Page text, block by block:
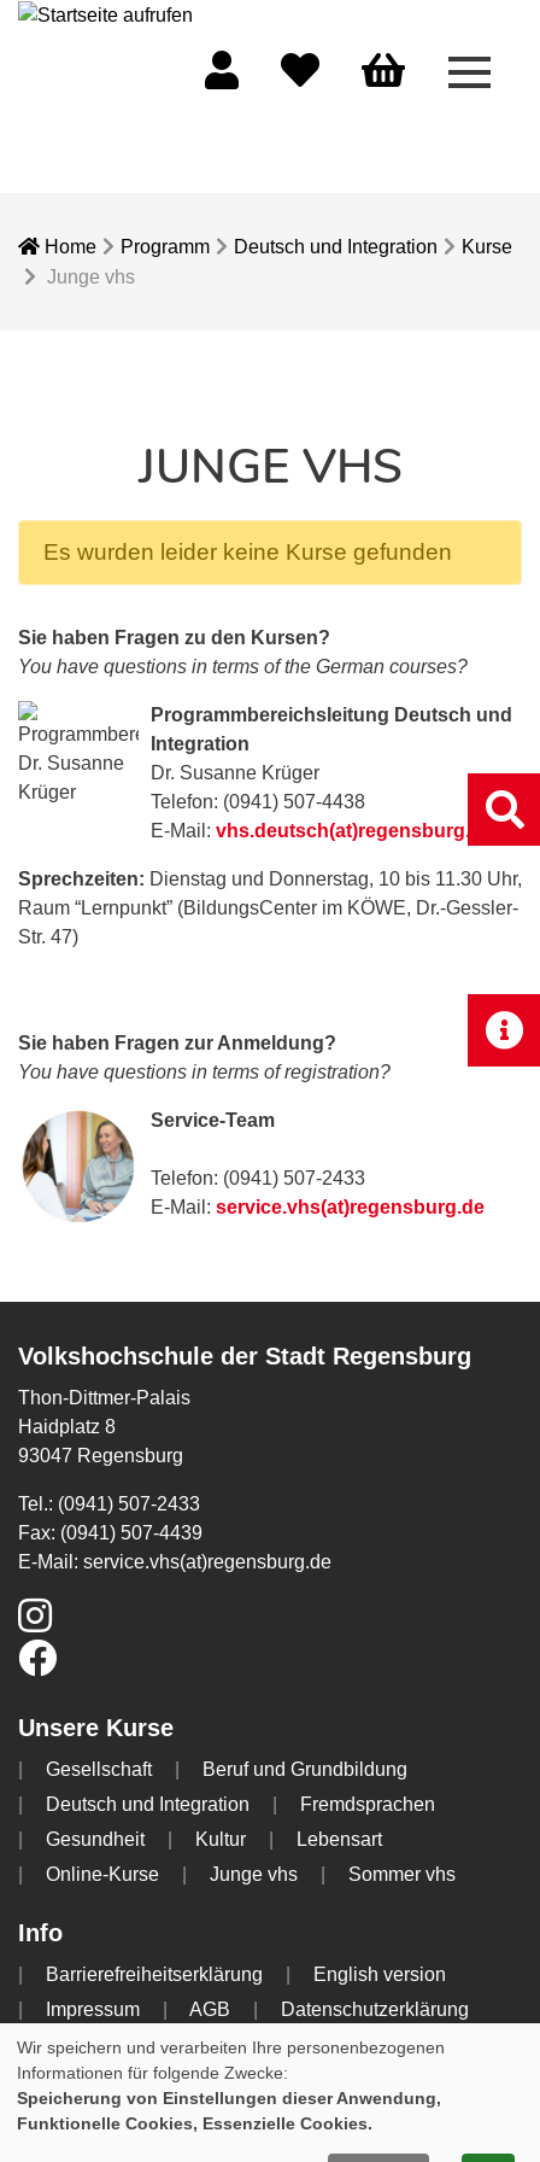
Menü
Home Programm Deutsch und Integration
Kurse
Junge vhs
JUNGE VHS
Es wurden leider keine Kurse gefunden
Sie haben Fragen zu den Kursen?
You have questions in terms of the German courses?
Programmbereichsleitung Deutsch und
Integration
Dr. Susanne Krüger
Telefon: (0941) 507-4438
E-Mail: vhs.deutsch(at)regensburg.de
Sprechzeiten: Dienstag und Donnerstag, 10 bis 11.30 Uhr,
Raum “Lernpunkt” (BildungsCenter im KÖWE, Dr.-Gessler-
Str. 47)
Sie haben Fragen zur Anmeldung?
You have questions in terms of registration?
Service-Team
Telefon: (0941) 507-2433
E-Mail: service.vhs(at)regensburg.de
Volkshochschule der Stadt Regensburg
Thon-Dittmer-Palais
Haidplatz 8
93047 Regensburg
Tel.: (0941) 507-2433
Fax: (0941) 507-4439
E-Mail: service.vhs(at)regensburg.de
Unsere Kurse
Gesellschaft
Beruf und Grundbildung
Deutsch und Integration
Fremdsprachen
Gesundheit
Kultur
Lebensart
Online-Kurse
Junge vhs Sommer vhs
Info
Barrierefreiheitserklärung
English version
Impressum
AGB
Datenschutzerklärung
Widerrufsbelehrung
Cookie Einstellungen
Wir speichern und verarbeiten Ihre personenbezogenen
Informationen für folgende Zwecke:
Speicherung von Einstellungen dieser Anwendung,
Funktionelle Cookies, Essenzielle Cookies.